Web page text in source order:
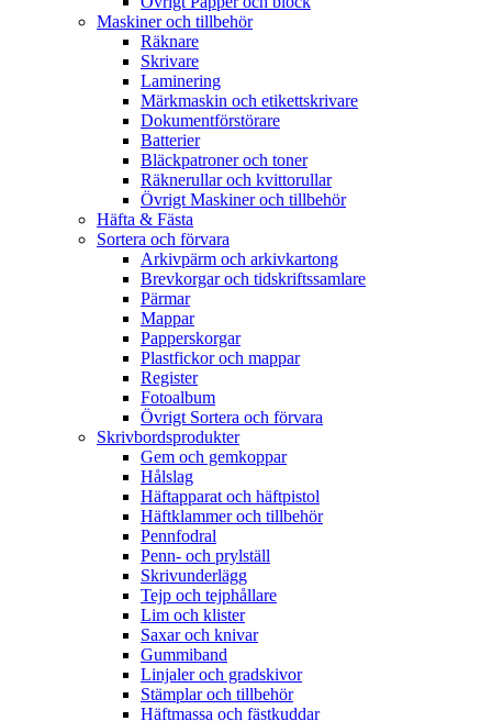
Maskiner och tillbehör
Räknare
Skrivare
Laminering
Märkmaskin och etikettskrivare
Dokumentförstörare
Batterier
Bläckpatroner och toner
Räknerullar och kvittorullar
Övrigt Maskiner och tillbehör
Häfta & Fästa
Sortera och förvara
Arkivpärm och arkivkartong
Brevkorgar och tidskriftssamlare
Pärmar
Mappar
Papperskorgar
Plastfickor och mappar
Register
Fotoalbum
Övrigt Sortera och förvara
Skrivbordsprodukter
Gem och gemkoppar
Hålslag
Häftapparat och häftpistol
Häftklammer och tillbehör
Pennfodral
Penn- och prylställ
Skrivunderlägg
Tejp och tejphållare
Lim och klister
Saxar och knivar
Gummiband
Linjaler och gradskivor
Stämplar och tillbehör
Häftmassa och fästkuddar